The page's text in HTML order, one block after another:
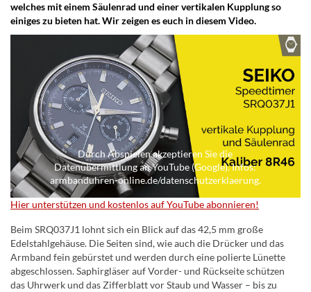
welches mit einem Säulenrad und einer vertikalen Kupplung so
einiges zu bieten hat. Wir zeigen es euch in diesem Video.
Durch Abspielen akzeptieren Sie die
Datenübermittlung an YouTube (Google). Infos:
armbanduhren-online.de/datenschutzerklaerung.
Hier unterstützen und kostenlos auf YouTube abonnieren!
Beim SRQ037J1 lohnt sich ein Blick auf das 42,5 mm große
Edelstahlgehäuse. Die Seiten sind, wie auch die Drücker und das
Armband fein gebürstet und werden durch eine polierte Lünette
abgeschlossen. Saphirgläser auf Vorder- und Rückseite schützen
das Uhrwerk und das Zifferblatt vor Staub und Wasser – bis zu